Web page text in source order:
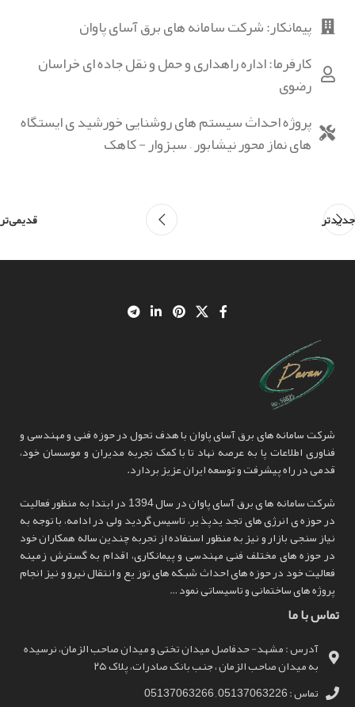
پیمانکار: شرکت سامانه های برق آسای پاوان
کارفرما: اداره راهداری و حمل و نقل جاده ای خراسان
رضوی
پروژه احداث سیستم های روشنایی خورشید ی ایستگاه
های نماز محور نیشابور – سبزوار - کاهک
جدیدتر قدیمی‌تر
شرکت سامانه های برق آسای پاوان با هدف تحول در حوزه فنی و مهندسی و
فناوری اطلاعات پا به عرصه نهاد تا با کمک تجربه مدیران و موسسان خود،
قدمی در راه پیشرفت و توسعه ایران عزیز بردارد.
شرکت سامانه ها ی برق آسای پاوان در سال 1394 در ابتدا به منظور فعالیت
در حوزه ی انرژی های تجد یدپذ یر، تاسیس گردید ولی در ادامه، با توجه به
نیاز سنجی بازار و نیز به منظور استفاده از تجربه چندین ساله همکاران خود
در حوزه های مختلف فنی مهندسی و پیمانکاری، اقدام به گسترش زمینه
فعالیت خود در حوزه های احداث شبکه های توز یع و انتقال نیرو و نیز انجام
پروژه های ساختمانی و تاسیساتی نمود …
تماس با ما
آدرس : مشهد- حدفاصل میدان تختی و میدان صاحب الزمان، نرسیده
به میدان صاحب الزمان ، جنب بانک صادرات، پلاک ۲۵
تماس : 05137063226 , 05137063266